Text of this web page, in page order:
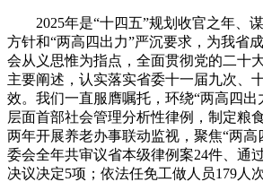
2025年是“十四五”规划收官之年、谋
方针和“两高四出力”严沉要求，为我省
会从义思惟为指点，全面贯彻党的二十
主要阐述，认实落实省委十一届九次、
效。我们一直服膺嘱托，环绕“两高四
层面首部社会管理分析性律例，制定粮
两年开展养老办事联动监视，聚焦“两
委会全年共审议省本级律例案24件、通
决议决定5项；依法任免工做人员179人